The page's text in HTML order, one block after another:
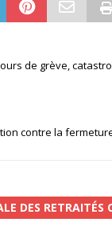
de grève,
contre la
DES RETRAITÉS